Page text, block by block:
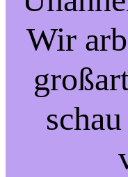
Wir